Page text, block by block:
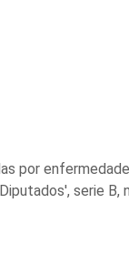
por
serie B,